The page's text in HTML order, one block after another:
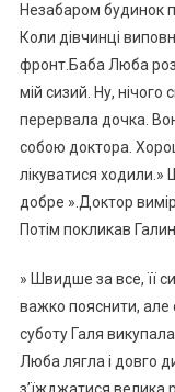
Незабаром будинок
Коли дівчинці
фронт.Баба Люба
мій сизий. Ну, нічого
перервала дочка.
собою доктора.
лікуватися
добре ».Доктор
Потім покликав
» Швидше за все, її
важко пояснити, але
суботу Галя
Люба лягла і довго